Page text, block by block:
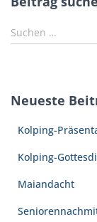
u
n
Suchen …
Neueste
Kolping-
Kolping-
Maiandacht